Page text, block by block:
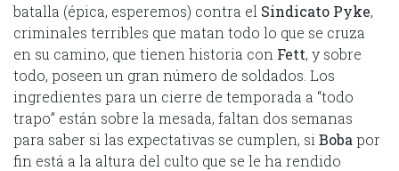
batalla (épica, esperemos) contra el Sindicato Pyke,
criminales terribles que matan todo lo que se cruza
en su camino, que tienen historia con Fett, y sobre
todo, poseen un gran número de soldados. Los
ingredientes para un cierre de temporada a “todo
trapo” están sobre la mesada, faltan dos semanas
para saber si las expectativas se cumplen, si Boba por
fin está a la altura del culto que se le ha rendido